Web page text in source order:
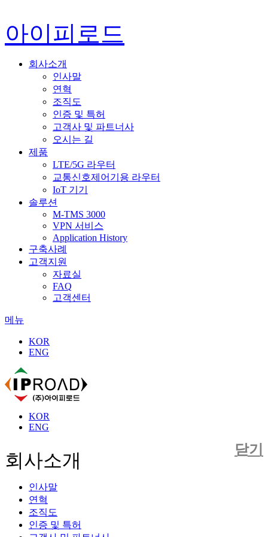
아이피로드
회사소개
인사말
연혁
조직도
인증 및 특허
고객사 및 파트너사
오시는 길
제품
LTE/5G 라우터
교통신호제어기용 라우터
IoT 기기
솔루션
M-TMS 3000
VPN 서비스
Application History
구축사례
고객지원
자료실
FAQ
고객센터
메뉴
KOR
ENG
KOR
ENG
인사말
조직도
고객사 및 파트너사
오시는 길